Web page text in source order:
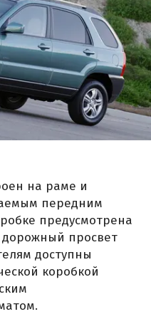
на раме и
передним
предусмотрена
просвет
доступны
коробкой